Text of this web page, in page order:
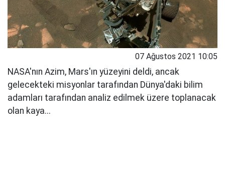
07 Ağustos 2021 10:05
NASA'nın Azim, Mars'ın yüzeyini deldi, ancak
gelecekteki misyonlar tarafından Dünya'daki bilim
adamları tarafından analiz edilmek üzere toplanacak
olan kaya...